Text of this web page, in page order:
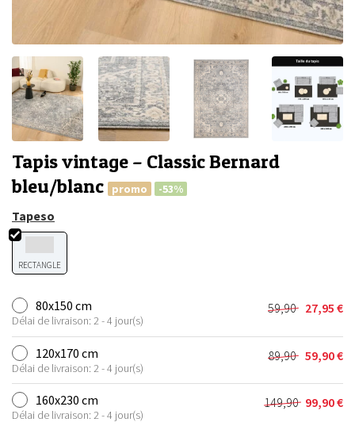
Tapis vintage – Classic Bernard
bleu/blanc
promo -53%
Tapeso
RECTANGLE
80x150 cm
Délai de livraison: 2 - 4 jour(s)
59,90
Le
prix
initial
était :
59,90 €.
27,95 €
Le
prix
actuel
est :
27,95 €.
120x170 cm
Délai de livraison: 2 - 4 jour(s)
89,90
Le
prix
initial
était :
59,90€
Le
prix
actuel
est :
160x230 cm
Délai de livraison: 2 - 4 jour(s)
149,90
Le 99,90€
Le